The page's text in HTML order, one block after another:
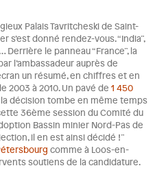
Palais Tavritcheski de Saint-
s’est donné rendez-vous. “India”,
Derrière le panneau “France”, la
l’ambassadeur auprès de
un résumé, en chiffres et en
2003 à 2010. Un pavé de 1 450
la décision tombe en même temps
36ème session du Comité du
Bassin minier Nord-Pas de
il en est ainsi décidé !”
comme à Loos-en-
soutiens de la candidature.